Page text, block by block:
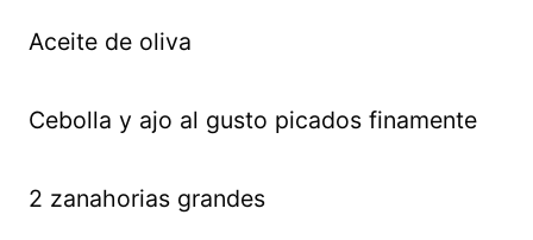
Aceite de oliva
Cebolla y ajo al gusto picados finamente
2 zanahorias grandes